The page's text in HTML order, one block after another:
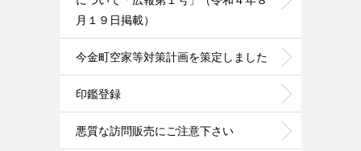
月１９日掲載）
今金町空家等対策計画を策定しました
印鑑登録
悪質な訪問販売にご注意下さい